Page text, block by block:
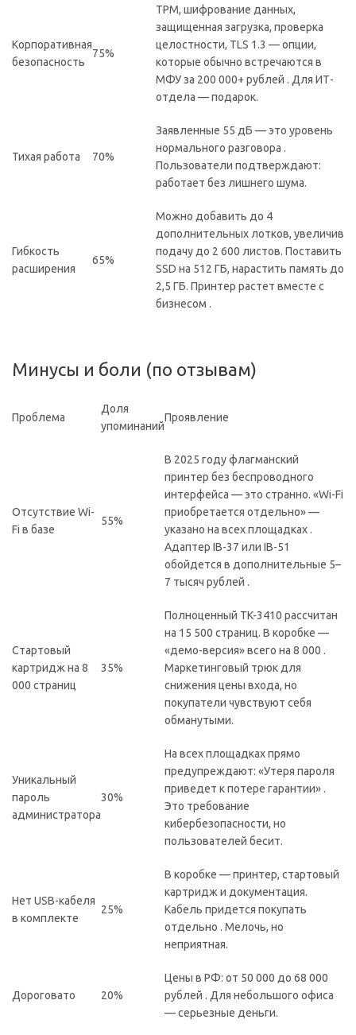
Корпоративная
безопасность
75%
TPM, шифрование данных,
защищенная загрузка, проверка
целостности, TLS 1.3 — опции,
которые обычно встречаются в
МФУ за 200 000+ рублей . Для ИТ-
отдела — подарок.
Тихая работа 70%
Заявленные 55 дБ — это уровень
нормального разговора .
Пользователи подтверждают:
работает без лишнего шума.
Гибкость
расширения
65%
Можно добавить до 4
дополнительных лотков, увеличив
подачу до 2 600 листов. Поставить
SSD на 512 ГБ, нарастить память до
2,5 ГБ. Принтер растет вместе с
бизнесом .
Минусы и боли (по отзывам)
Проблема
Доля
упоминаний
Проявление
Отсутствие Wi-
Fi в базе
55%
В 2025 году флагманский
принтер без беспроводного
интерфейса — это странно. «Wi-Fi
приобретается отдельно» —
указано на всех площадках .
Адаптер IB-37 или IB-51
обойдется в дополнительные 5–
7 тысяч рублей .
Стартовый
картридж на 8
000 страниц
35%
Полноценный TK-3410 рассчитан
на 15 500 страниц. В коробке —
«демо-версия» всего на 8 000 .
Маркетинговый трюк для
снижения цены входа, но
покупатели чувствуют себя
обманутыми.
Уникальный
пароль
администратора
30%
На всех площадках прямо
предупреждают: «Утеря пароля
приведет к потере гарантии» .
Это требование
кибербезопасности, но
пользователей бесит.
Нет USB-кабеля
в комплекте
25%
В коробке — принтер, стартовый
картридж и документация.
Кабель придется покупать
отдельно . Мелочь, но
неприятная.
Дороговато 20%
Цены в РФ: от 50 000 до 68 000
рублей . Для небольшого офиса
— серьезные деньги.